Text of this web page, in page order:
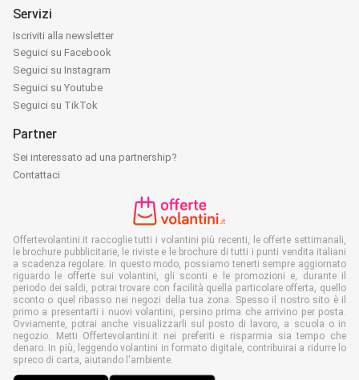
Servizi
Iscriviti alla newsletter
Seguici su Facebook
Seguici su Instagram
Seguici su Youtube
Seguici su TikTok
Partner
Sei interessato ad una partnership?
Contattaci
Offertevolantini.it raccoglie tutti i volantini più recenti, le offerte settimanali,
le brochure pubblicitarie, le riviste e le brochure di tutti i punti vendita italiani
a scadenza regolare. In questo modo, possiamo tenerti sempre aggiornato
riguardo le offerte sui volantini, gli sconti e le promozioni e, durante il
periodo dei saldi, potrai trovare con facilità quella particolare offerta, quello
sconto o quel ribasso nei negozi della tua zona. Spesso il nostro sito è il
primo a presentarti i nuovi volantini, persino prima che arrivino per posta.
Ovviamente, potrai anche visualizzarli sul posto di lavoro, a scuola o in
negozio. Metti Offertevolantini.it nei preferiti e risparmia sia tempo che
denaro. In più, leggendo volantini in formato digitale, contribuirai a ridurre lo
spreco di carta, aiutando l'ambiente.